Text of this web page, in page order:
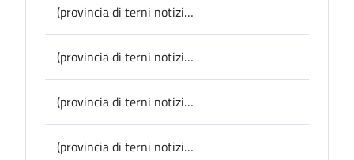
(provincia di terni notizie) Narni, proseguono le iniziative per la Giornata Internazionale della Donna: venerdì a Palazzo Eroli la presentazione del libro di Maura Zamola
(provincia di terni notizie) Alviano, una borsa di studio dell’Università di Perugia per una ricerca sul Dominio collettivo
(provincia di terni notizie) Conferenza stampa in Provincia: arriva la “Cesi Parade”, l’evento dedicato alle auto storiche – venerdì 15 marzo
(provincia di terni notizie) Al via giovedì la due giorni dedicata a “Game Chef-Pentathlon della Salute”, la sfida sportivo-culinaria fra gli istituti Alberghieri di Terni e Orvieto, ideata dalla Provincia di Terni nell’ambito del progetto di inclusione, crescita dei giovani e corretti stili di vita